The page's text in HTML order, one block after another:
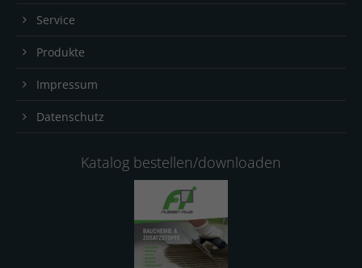
Service
Produkte
Impressum
Datenschutz
Katalog bestellen/downloaden